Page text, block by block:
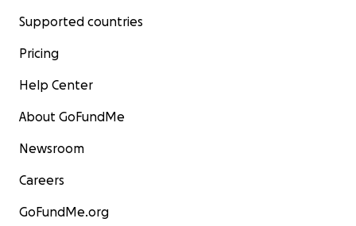
Supported countries
Pricing
Help Center
About GoFundMe
Newsroom
Careers
GoFundMe.org